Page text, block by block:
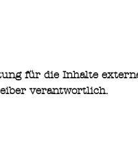
für die Inhalte
verantwortlich.